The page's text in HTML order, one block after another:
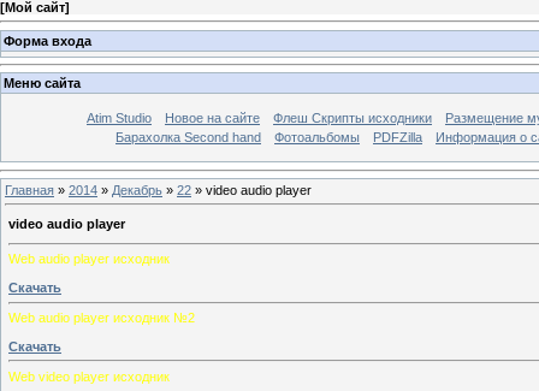
[Мой сайт]
Форма входа
Меню сайта
Atim Studio Новое на сайте Флеш Скрипты исходники
Размещение
Барахолка Second hand
Фотоальбомы PDFZilla Информация о
Главная » 2014 » Декабрь » 22 » video audio player
video audio player
Web audio player исходник
Скачать
Web audio player исходник №2
Скачать
Web video player исходник